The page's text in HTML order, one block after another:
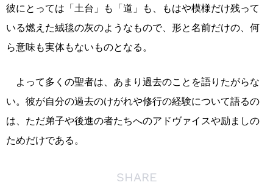
彼にとっては「土台」も「道」も、もはや模様だけ残って
いる燃えた絨毯の灰のようなもので、形と名前だけの、何
ら意味も実体もないものとなる。
よって多くの聖者は、あまり過去のことを語りたがらな
い。彼が自分の過去のけがれや修行の経験について語るの
は、ただ弟子や後進の者たちへのアドヴァイスや励ましの
ためだけである。
SHARE